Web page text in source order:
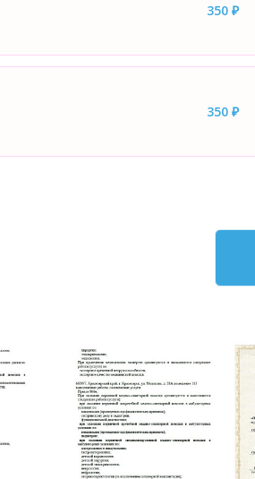
350 ₽
350 ₽